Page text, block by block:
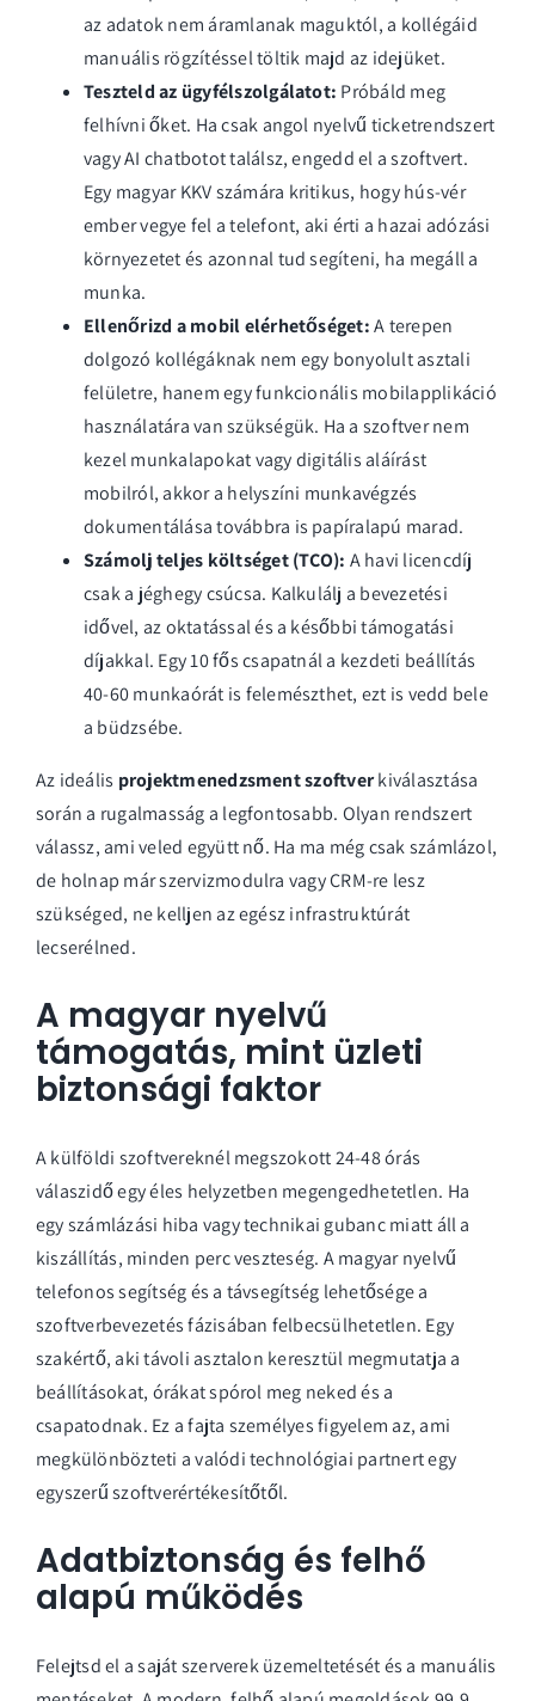
az adatok nem áramlanak maguktól, a kollégáid
manuális rögzítéssel töltik majd az idejüket.
Teszteld az ügyfélszolgálatot: Próbáld meg
felhívni őket. Ha csak angol nyelvű ticketrendszert
vagy AI chatbotot találsz, engedd el a szoftvert.
Egy magyar KKV számára kritikus, hogy hús-vér
ember vegye fel a telefont, aki érti a hazai adózási
környezetet és azonnal tud segíteni, ha megáll a
munka.
Ellenőrizd a mobil elérhetőséget:A terepen
dolgozó kollégáknak nem egy bonyolult asztali
felületre, hanem egyfunkcionális mobilapplikáció
használatára van szükségük. Ha a szoftver nem
kezel munkalapokat vagy digitális aláírást
mobilról, akkor a helyszíni munkavégzés
dokumentálása továbbra is papíralapú marad.
Számolj teljes költséget (TCO): A havi licencdíj
csak a jéghegy csúcsa. Kalkulálj a bevezetési
idővel, az oktatással és a későbbi támogatási
díjakkal. Egy 10 fős csapatnál a kezdeti beállítás
40-60 munkaórát is felemészthet, ezt is vedd bele
a büdzsébe.
Az ideális projektmenedzsment szoftverkiválasztása
során a rugalmasság a legfontosabb. Olyan rendszert
válassz, ami veled együtt nő. Ha ma még csak számlázol,
de holnap már szervizmodulra vagy CRM-re lesz
szükséged, ne kelljen az egész infrastruktúrát
lecserélned.
A magyar nyelvű
támogatás, mint üzleti
biztonsági faktor
A külföldi szoftvereknél megszokott 24-48 órás
válaszidő egy éles helyzetben megengedhetetlen. Ha
egy számlázási hiba vagy technikai gubanc miatt áll a
kiszállítás, minden perc veszteség. A magyar nyelvű
telefonos segítség és a távsegítség lehetősége a
szoftverbevezetés fázisában felbecsülhetetlen. Egy
szakértő, aki távoli asztalon keresztül megmutatja a
beállításokat, órákat spórol meg neked és a
csapatodnak. Ez a fajta személyes figyelem az, ami
megkülönbözteti a valódi technológiai partnert egy
egyszerű szoftverértékesítőtől.
Adatbiztonság és felhő
alapú működés
Felejtsd el a saját szerverek üzemeltetését és a manuális